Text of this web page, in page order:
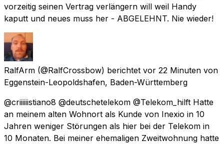
vorzeitig seinen Vertrag verlängern will weil Handy
kaputt und neues muss her - ABGELEHNT. Nie wieder!
RalfArm (@RalfCrossbow) berichtet vor 22 Minuten von
Eggenstein-Leopoldshafen, Baden-Württemberg
@criiiiiistiano8 @deutschetelekom @Telekom_hilft Hatte
an meinem alten Wohnort als Kunde von Inexio in 10
Jahren weniger Störungen als hier bei der Telekom in
10 Monaten. Bei meiner ehemaligen Zweitwohnung hatte